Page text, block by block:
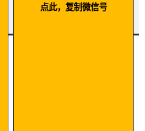
点此，复制微信号